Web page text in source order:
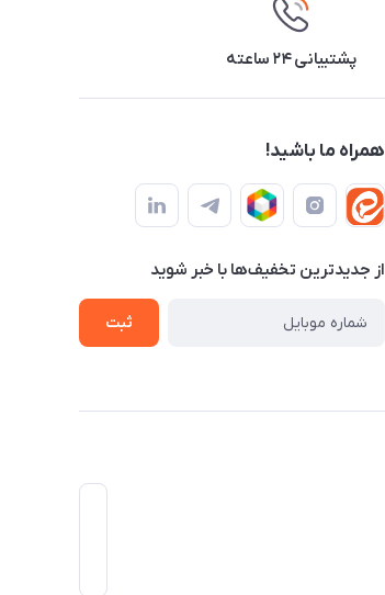
پشتیبانی ۲۴ ساعته
همراه ما باشید!
از جدید‌ترین تخفیف‌ها با‌ خبر شوید
ثبت